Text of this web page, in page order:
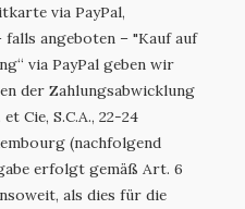
via PayPal,
angeboten – "Kauf auf
via PayPal geben wir
der Zahlungsabwicklung
Cie, S.C.A., 22-24
(nachfolgend
erfolgt gemäß Art. 6
als dies für die